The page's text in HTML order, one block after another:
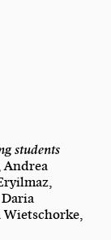
students
Andrea